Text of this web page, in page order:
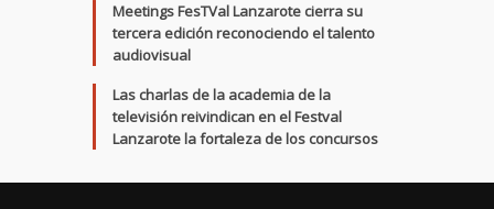
Meetings FesTVal Lanzarote cierra su
tercera edición reconociendo el talento
audiovisual
Las charlas de la academia de la
televisión reivindican en el Festval
Lanzarote la fortaleza de los concursos